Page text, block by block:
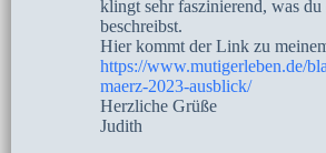
klingt sehr faszinierend, was du
beschreibst.
Hier kommt der Link zu
https://www.mutigerleben.de/
maerz-2023-ausblick/
Herzliche Grüße
Judith